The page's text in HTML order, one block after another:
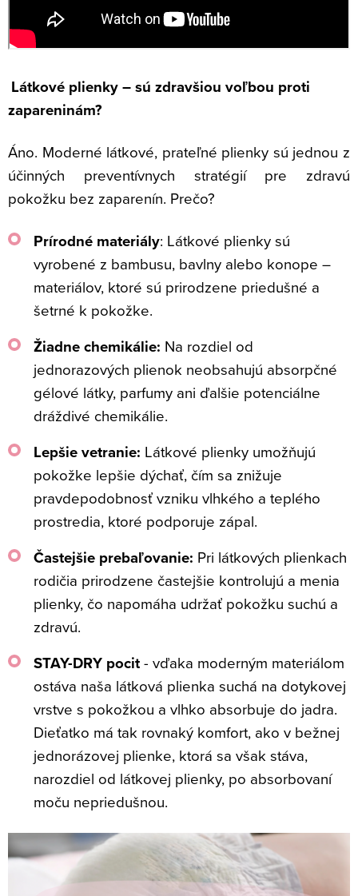
Látkové plienky – sú zdravšiou voľbou proti
zapareninám?
Áno. Moderné látkové, prateľné plienky sú jednou z
účinných preventívnych stratégií pre zdravú
pokožku bez zaparenín. Prečo?
Prírodné materiály: Látkové plienky sú
vyrobené z bambusu, bavlny alebo konope –
materiálov, ktoré sú prirodzene priedušné a
šetrné k pokožke.
Žiadne chemikálie: Na rozdiel od
jednorazových plienok neobsahujú absorpčné
gélové látky, parfumy ani ďalšie potenciálne
dráždivé chemikálie.
Lepšie vetranie: Látkové plienky umožňujú
pokožke lepšie dýchať, čím sa znižuje
pravdepodobnosť vzniku vlhkého a teplého
prostredia, ktoré podporuje zápal.
Častejšie prebaľovanie: Pri látkových plienkach
rodičia prirodzene častejšie kontrolujú a menia
plienky, čo napomáha udržať pokožku suchú a
zdravú.
STAY-DRY pocit- vďaka moderným materiálom
ostáva naša látková plienka suchá na dotykovej
vrstve s pokožkou a vlhko absorbuje do jadra.
Dieťatko má tak rovnaký komfort, ako v bežnej
jednorázovej plienke, ktorá sa však stáva,
narozdiel od látkovej plienky, po absorbovaní
moču nepriedušnou.